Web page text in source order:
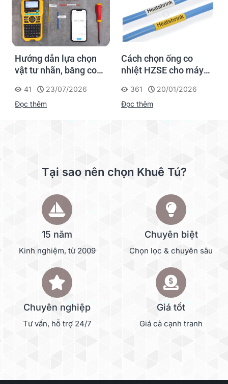
Hướng dẫn lựa chọn
vật tư nhãn, băng co
Supvan G15M Pro
41
23/07/2026
Đọc thêm
Cách chọn ống co
nhiệt HZSE cho máy in
361
20/01/2026
Đọc thêm
Tại sao nên chọn Khuê Tú?
15 năm
Kinh nghiệm, từ 2009
Chuyên biệt
Chọn lọc & chuyên sâu
Chuyên nghiệp
Tư vấn, hỗ trợ 24/7
Giá tốt
Giá cả cạnh tranh